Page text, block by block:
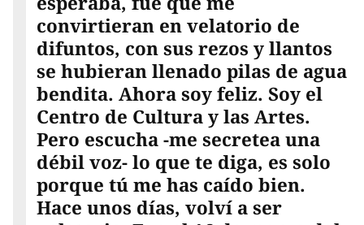
convirtieran en velatorio de
difuntos, con sus rezos y llantos
se hubieran llenado pilas de agua
bendita. Ahora soy feliz. Soy el
Centro de Cultura y las Artes.
Pero escucha -me secretea una
débil voz- lo que te diga, es solo
porque tú me has caído bien.
Hace unos días, volví a ser